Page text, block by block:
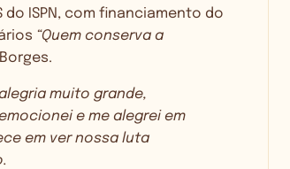
do ISPN, com financiamento do
“Quem conserva a
muito grande,
e me alegrei em
em ver nossa luta